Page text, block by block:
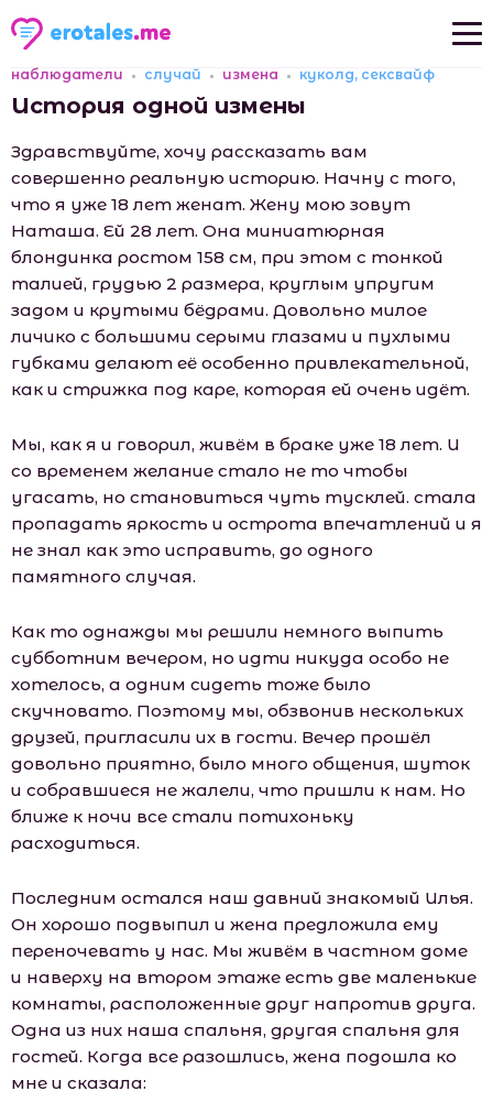
Новые рассказы
Популярные рассказы
наблюдатели случай измена куколд, сексвайф
История одной измены
Здравствуйте, хочу рассказать вам
совершенно реальную историю. Начну с того,
что я уже 18 лет женат. Жену мою зовут
Наташа. Ей 28 лет. Она миниатюрная
блондинка ростом 158 см, при этом с тонкой
талией, грудью 2 размера, круглым упругим
задом и крутыми бёдрами. Довольно милое
личико с большими серыми глазами и пухлыми
губками делают её особенно привлекательной,
как и стрижка под каре, которая ей очень идёт.
Мы, как я и говорил, живём в браке уже 18 лет. И
со временем желание стало не то чтобы
угасать, но становиться чуть тусклей. стала
пропадать яркость и острота впечатлений и я
не знал как это исправить, до одного
памятного случая.
Как то однажды мы решили немного выпить
субботним вечером, но идти никуда особо не
хотелось, а одним сидеть тоже было
скучновато. Поэтому мы, обзвонив нескольких
друзей, пригласили их в гости. Вечер прошёл
довольно приятно, было много общения, шуток
и собравшиеся не жалели, что пришли к нам. Но
ближе к ночи все стали потихоньку
расходиться.
Последним остался наш давний знакомый Илья.
Он хорошо подвыпил и жена предложила ему
переночевать у нас. Мы живём в частном доме
и наверху на втором этаже есть две маленькие
комнаты, расположенные друг напротив друга.
Одна из них наша спальня, другая спальня для
гостей. Когда все разошлись, жена подошла ко
мне и сказала: